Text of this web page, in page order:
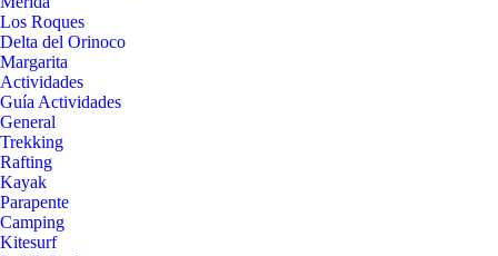
Los Roques
Delta del Orinoco
Margarita
Actividades
Guía Actividades
General
Trekking
Rafting
Kayak
Parapente
Camping
Kitesurf